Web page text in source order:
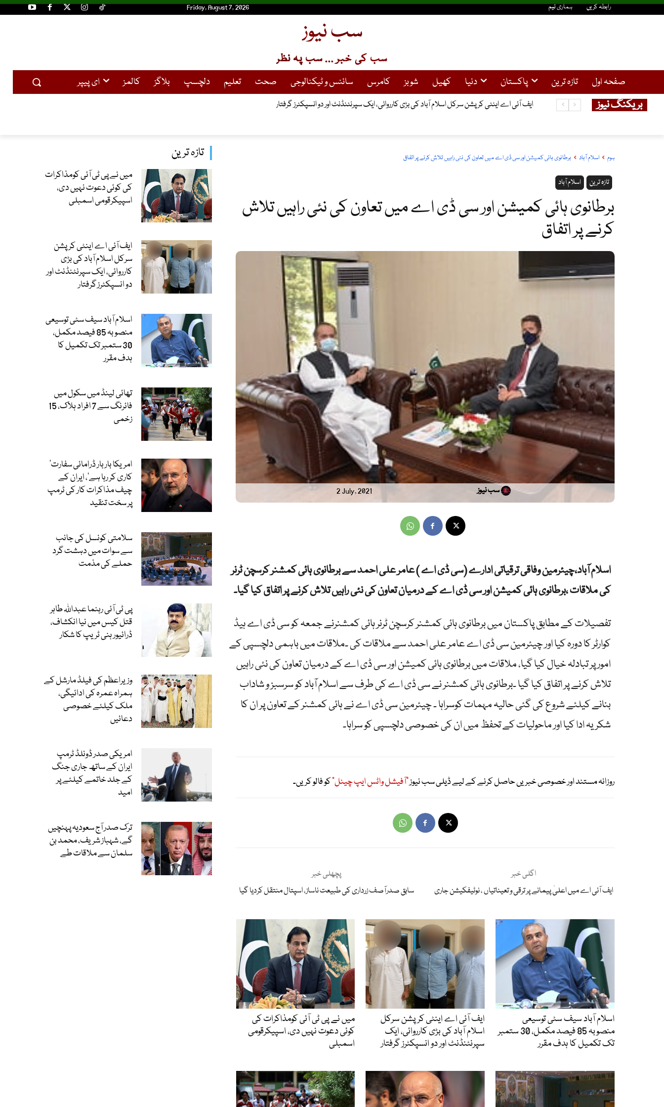
Friday, August 7, 2026 رابطہ کریں ہماری ٹیم
سب نیوز
سب کی خبر ... سب پہ نظر
صفحہ اول تازہ ترین پاکستان دنیا کھیل شوبز کامرس سائنس و ٹیکنالوجی صحت تعلیم دلچسپ بلاگز کالمز ای پیپر
بریکنگ نیوز ایف آئی اے اینٹی کرپشن سرکل اسلام آباد کی بڑی کارروائی، ایک سپرنٹنڈنٹ اور دو انسپکٹرز گرفتار
تازہ ترین
میں نے پی ٹی آئی کومذاکرات
کی کوئی دعوت نہیں دی،
اسپیکرقومی اسمبلی
ایف آئی اے اینٹی کرپشن
سرکل اسلام آباد کی بڑی
کارروائی، ایک سپرنٹنڈنٹ اور
دو انسپکٹرز گرفتار
اسلام آباد سیف سٹی توسیعی
منصوبہ 85 فیصد مکمل،
30 ستمبر تک تکمیل کا
ہدف مقرر
تھائی لینڈ میں سکول میں
فائرنگ سے 7 افراد ہلاک، 15
زخمی
’امریکا بار بار ڈرامائی سفارت
کاری کر رہا ہے‘، ایران کے
چیف مذاکرات کار کی ٹرمپ
پر سخت تنقید
سلامتی کونسل کی جانب
سے سوات میں دہشت گرد
حملے کی مذمت
پی ٹی آئی رہنما عبداللہ طاہر
قتل کیس میں نیا انکشاف،
ڈرائیور ہنی ٹریپ کا شکار
وزیراعظم کی فیلڈ مارشل کے
ہمراہ عمرہ کی ادائیگی،
ملک کیلئے خصوصی
دعائیں
امریکی صدر ڈونلڈ ٹرمپ
ایران کے ساتھ جاری جنگ
کے جلد خاتمے کیلئے پر
امید
ترک صدر آج سعودیہ پہنچیں
گے، شہباز شریف، محمد بن
سلمان سے ملاقات طے
ہوم اسلام آباد برطانوی ہائی کمیشن اور سی ڈی اے میں تعاون کی نئی راہیں تلاش کرنے پر اتفاق
اسلام آباد تازہ ترین
برطانوی ہائی کمیشن اور سی ڈی اے میں تعاون کی نئی راہیں تلاش
کرنے پر اتفاق
2 July, 2021 سب نیوز
اسلام آباد،چیئرمین وفاقی ترقیاتی ادارے (سی ڈی اے ) عامر علی احمد سے برطانوی ہائی کمشنر کرسچن ٹرنر
کی ملاقات ،برطانوی ہائی کمیشن اور سی ڈی اے کے درمیان تعاون کی نئی راہیں تلاش کرنے پر اتفاق کیا گیا۔
تفصیلات کے مطابق پاکستان میں برطانوی ہائی کمشنر کرسچن ٹرنر ہائی کمشنرنے جمعہ کو سی ڈی اے ہیڈ
کوارٹر کا دورہ کیا اور چیئرمین سی ڈی اے عامر علی احمد سے ملاقات کی ۔ملاقات میں باہمی دلچسپی کے
امور پر تبادلہ خیال کیا گیا، ملاقات میں برطانوی ہائی کمیشن اور سی ڈی اے کے درمیان تعاون کی نئی راہیں
تلاش کرنے پر اتفاق کیا گیا ۔برطانوی ہائی کمشنر نے سی ڈی اے کی طرف سے اسلام آباد کو سرسبز و شاداب
بنانے کیلئے شروع کی گئی حالیہ مہمات کوسراہا ۔ چیئرمین سی ڈی اے نے ہائی کمشنر کے تعاون پر ان کا
شکریہ ادا کیا اور ماحولیات کے تحفظ میں ان کی خصوصی دلچسپی کو سراہا۔
روزانہ مستند اور خصوصی خبریں حاصل کرنے کے لیے ڈیلی سب نیوز"آفیشل واٹس ایپ چینل"کو فالو کریں۔
پچھلی خبر
سابق صدرآصف زرداری کی طبیعت ناساز، اسپتال منتقل کردیا گیا
اگلی خبر
ایف آئی اے میں اعلیٰ پیمانے پر ترقی و تعیناتیاں ، نوٹیفکیشن جاری
میں نے پی ٹی آئی کومذاکرات کی
کوئی دعوت نہیں دی، اسپیکرقومی
اسمبلی
ایف آئی اے اینٹی کرپشن سرکل
اسلام آباد کی بڑی کارروائی، ایک
سپرنٹنڈنٹ اور دو انسپکٹرز گرفتار
اسلام آباد سیف سٹی توسیعی
منصوبہ 85 فیصد مکمل، 30 ستمبر
تک تکمیل کا ہدف مقرر